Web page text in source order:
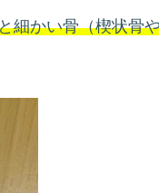
細かい骨（楔状骨